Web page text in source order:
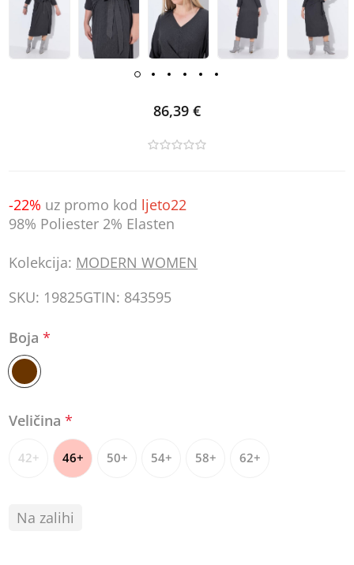
86,39 €
-22% uz promo kod ljeto22
98% Poliester 2% Elasten
Kolekcija: MODERN WOMEN
SKU: 19825GTIN: 843595
Boja*
Veličina*
42+ 46+ 50+ 54+ 58+ 62+
Na zalihi